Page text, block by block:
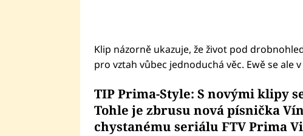
Klip názorně ukazuje, že život pod
pro vztah vůbec jednoduchá věc. Ewě se
TIP Prima-Style: S novými klipy
Tohle je zbrusu nová písnička
chystanému seriálu FTV Prima